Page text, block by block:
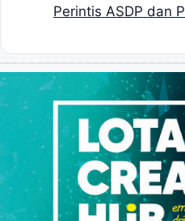
Perintis ASDP dan